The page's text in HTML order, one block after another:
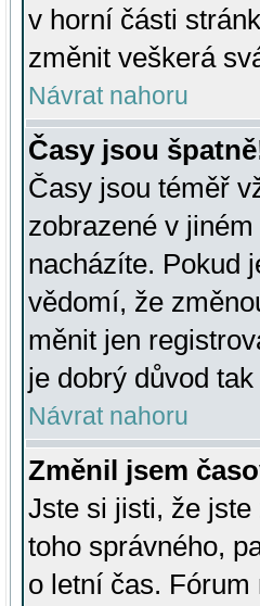
v horní části
změnit veškerá
Návrat nahoru
Časy jsou
Časy jsou téměř
zobrazené v
nacházíte. Pokud
vědomí, že
měnit jen
je dobrý důvod tak
Návrat nahoru
Změnil jsem
Jste si jisti, že
toho správného,
o letní čas.